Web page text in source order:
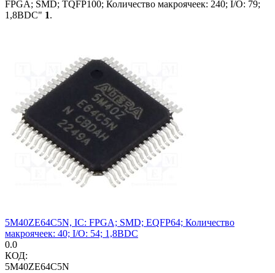
FPGA; SMD; TQFP100; Количество макроячеек: 240; I/O: 79;
1,8ВDC" 1.
5M40ZE64C5N, IC: FPGA; SMD; EQFP64; Количество
макроячеек: 40; I/O: 54; 1,8ВDC
0.0
КОД:
5M40ZE64C5N